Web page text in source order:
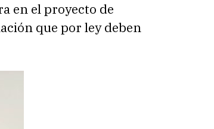
en el proyecto de
que por ley deben